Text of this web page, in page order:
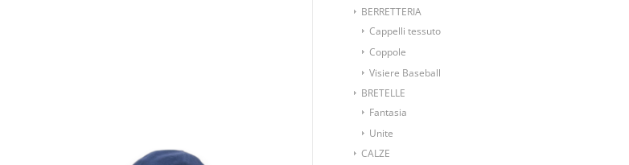
BERRETTERIA
Cappelli tessuto
Coppole
Visiere Baseball
BRETELLE
Fantasia
Unite
CALZE